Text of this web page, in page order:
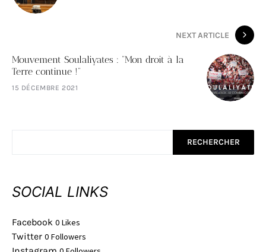
NEXT ARTICLE
Mouvement Soulaliyates : “Mon droit à la
Terre continue !“
15 DÉCEMBRE 2021
RECHERCHER
SOCIAL LINKS
Facebook 0 Likes
Twitter 0 Followers